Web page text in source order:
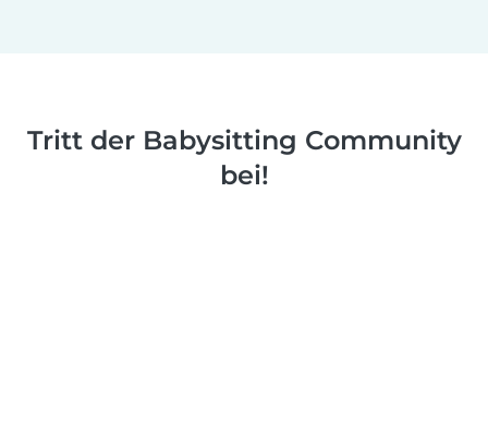
Tritt der Babysitting Community
bei!